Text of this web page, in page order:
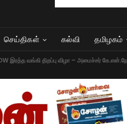
செய்திகள் கல்வி தமிழகம்
இரத்த வங்கி திறப்பு விழா – அமைச்சர்